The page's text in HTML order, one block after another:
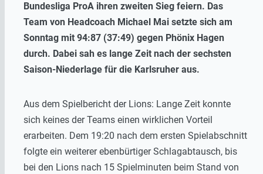
Bundesliga ProA ihren zweiten Sieg feiern. Das
Team von Headcoach Michael Mai setzte sich am
Sonntag mit 94:87 (37:49) gegen Phönix Hagen
durch. Dabei sah es lange Zeit nach der sechsten
Saison-Niederlage für die Karlsruher aus.
Aus dem Spielbericht der Lions: Lange Zeit konnte
sich keines der Teams einen wirklichen Vorteil
erarbeiten. Dem 19:20 nach dem ersten Spielabschnitt
folgte ein weiterer ebenbürtiger Schlagabtausch, bis
bei den Lions nach 15 Spielminuten beim Stand von